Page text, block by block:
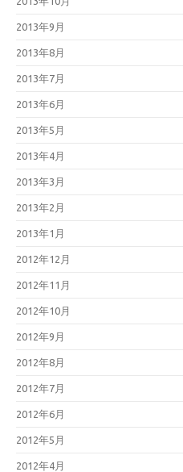
2013年9月
2013年8月
2013年7月
2013年6月
2013年5月
2013年4月
2013年3月
2013年2月
2013年1月
2012年12月
2012年11月
2012年10月
2012年9月
2012年8月
2012年7月
2012年6月
2012年5月
2012年4月